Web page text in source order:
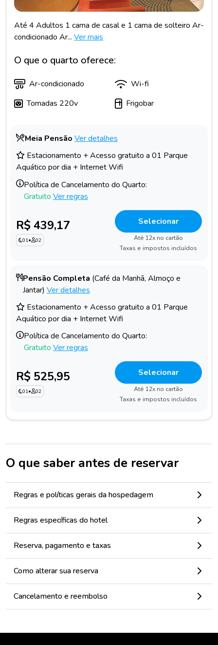
Até 4 Adultos 1 cama de casal e 1 cama de solteiro Ar-
condicionado Ar... Ver mais
O que o quarto oferece:
Ar-condicionado
Wi-fi
Tomadas 220v
Frigobar
Meia Pensão Ver detalhes
Estacionamento + Acesso gratuito a 01 Parque
Aquático por dia + Internet Wifi
Política de Cancelamento do Quarto:
Gratuito Ver regras
R$ 439,17
01• 02
Selecionar
Até 12x no cartão
Taxas e impostos incluídos
Pensão Completa (Café da Manhã, Almoço e
Jantar) Ver detalhes
Estacionamento + Acesso gratuito a 01 Parque
Aquático por dia + Internet Wifi
Política de Cancelamento do Quarto:
Gratuito Ver regras
R$ 525,95
01• 02
Selecionar
Até 12x no cartão
Taxas e impostos incluídos
O que saber antes de reservar
Regras e políticas gerais da hospedagem
Regras específicas do hotel
Reserva, pagamento e taxas
Como alterar sua reserva
Cancelamento e reembolso